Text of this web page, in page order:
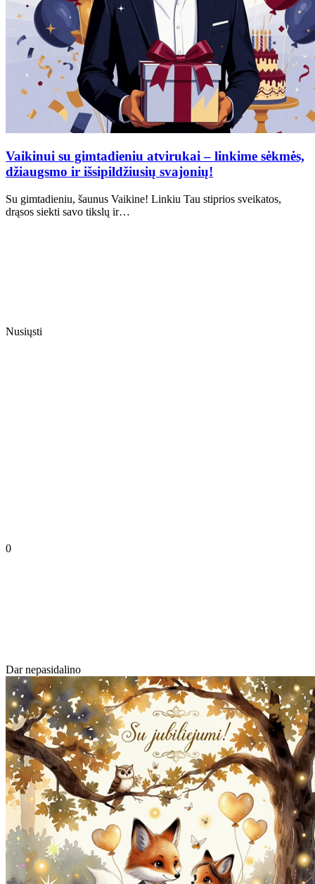
Vaikinui su gimtadieniu atvirukai – linkime sėkmės,
džiaugsmo ir išsipildžiusių svajonių!
Su gimtadieniu, šaunus Vaikine! Linkiu Tau stiprios sveikatos,
drąsos siekti savo tikslų ir…
Nusiųsti
0
Dar nepasidalino